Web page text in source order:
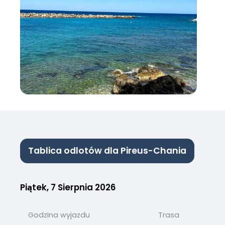
Tablica odlotów dla Pireus-Chania
Piątek, 7 Sierpnia 2026
Godzina wyjazdu Trasa